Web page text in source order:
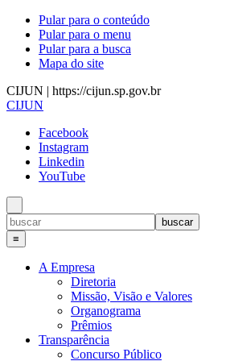
Pular para o conteúdo
Pular para o menu
Pular para a busca
Mapa do site
CIJUN | https://cijun.sp.gov.br
CIJUN
Facebook
Instagram
Linkedin
YouTube
≡
A Empresa
Diretoria
Missão, Visão e Valores
Organograma
Prêmios
Transparência
Concurso Público